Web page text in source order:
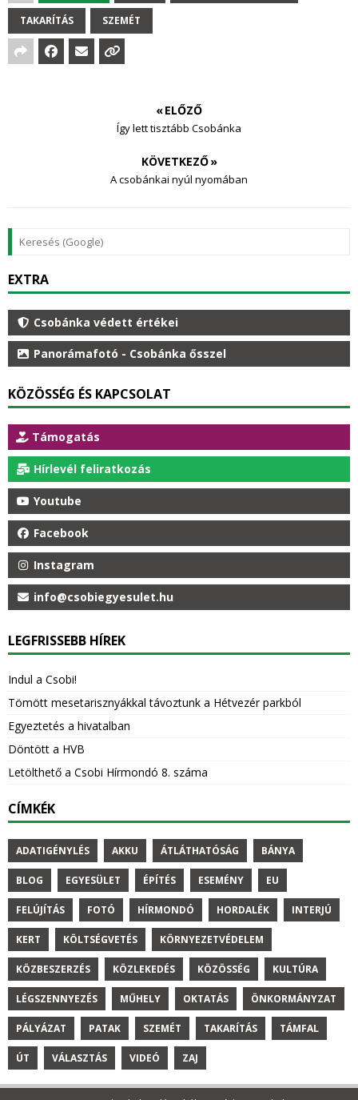
TAKARÍTÁS SZEMÉT
« ELŐZŐ
Így lett tisztább Csobánka
KÖVETKEZŐ »
A csobánkai nyúl nyomában
EXTRA
Csobánka védett értékei
Panorámafotó - Csobánka ősszel
KÖZÖSSÉG ÉS KAPCSOLAT
Támogatás
Hírlevél feliratkozás
Youtube
Facebook
Instagram
info@csobiegyesulet.hu
LEGFRISSEBB HÍREK
Indul a Csobi!
Tömött mesetarisznyákkal távoztunk a Hétvezér parkból
Egyeztetés a hivatalban
Döntött a HVB
Letölthető a Csobi Hírmondó 8. száma
CÍMKÉK
ADATIGÉNYLÉS AKKU ÁTLÁTHATÓSÁG BÁNYA
BLOG EGYESÜLET ÉPÍTÉS ESEMÉNY EU
FELÚJÍTÁS FOTÓ HÍRMONDÓ HORDALÉK INTERJÚ
KERT KÖLTSÉGVETÉS KÖRNYEZETVÉDELEM
KÖZBESZERZÉS KÖZLEKEDÉS KÖZÖSSÉG KULTÚRA
LÉGSZENNYEZÉS MŰHELY OKTATÁS ÖNKORMÁNYZAT
PÁLYÁZAT PATAK SZEMÉT TAKARÍTÁS TÁMFAL
ÚT VÁLASZTÁS VIDEÓ ZAJ